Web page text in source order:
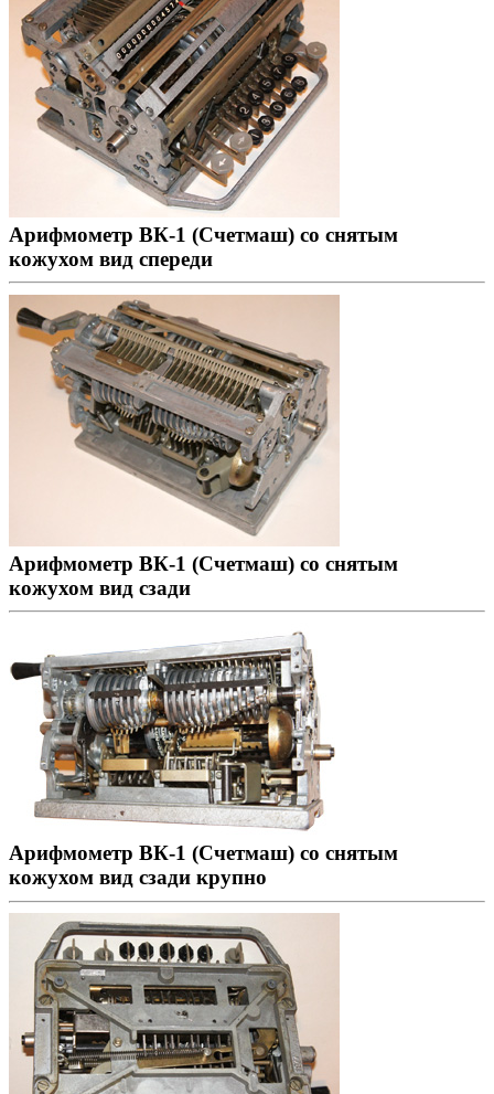
Арифмометр ВК-1 (Счетмаш) со снятым
кожухом вид спереди
Арифмометр ВК-1 (Счетмаш) со снятым
кожухом вид сзади
Арифмометр ВК-1 (Счетмаш) со снятым
кожухом вид сзади крупно